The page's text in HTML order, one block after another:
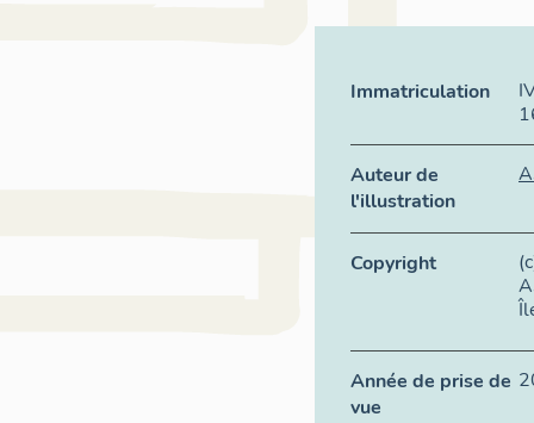
Immatriculation
Auteur de
l'illustration
Copyright
Année de prise de
vue